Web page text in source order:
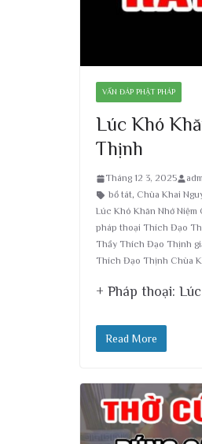
VẤN ĐÁP PHẬT PHÁP
Lúc Khó
Thịnh
Tháng 12 3, 2025
bồ tát, Chùa Khai
Lúc Khó Khăn Nhớ
pháp thoại Thích Đạo
Thầy Thích Đạo Thịnh
Thích Đạo Thịnh Chùa
+ Pháp thoại:
Read More